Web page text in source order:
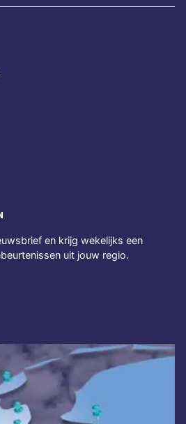
en krijg wekelijks een
uit jouw regio.